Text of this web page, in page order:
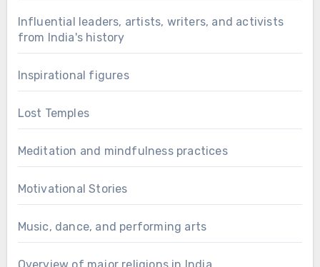
Influential leaders, artists, writers, and activists
from India's history
Inspirational figures
Lost Temples
Meditation and mindfulness practices
Motivational Stories
Music, dance, and performing arts
Overview of major religions in India